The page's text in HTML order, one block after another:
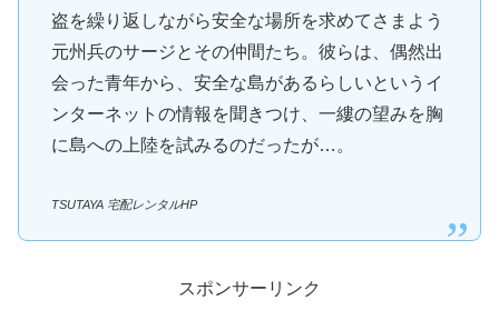
盗を繰り返しながら安全な場所を求めてさまよう
元州兵のサージとその仲間たち。彼らは、偶然出
会った青年から、安全な島があるらしいというイ
ンターネットの情報を聞きつけ、一縷の望みを胸
に島への上陸を試みるのだったが…。
TSUTAYA 宅配レンタルHP
スポンサーリンク